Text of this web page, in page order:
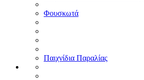
Φουσκωτά
Παιχνίδια Παραλίας